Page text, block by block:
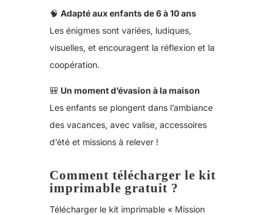
🧠 Adapté aux enfants de 6 à 10 ans
Les énigmes sont variées, ludiques,
visuelles, et encouragent la réflexion et la
coopération.
🎒 Un moment d’évasion à la maison
Les enfants se plongent dans l’ambiance
des vacances, avec valise, accessoires
d’été et missions à relever !
Comment télécharger le kit
imprimable gratuit ?
Télécharger le kit imprimable « Mission